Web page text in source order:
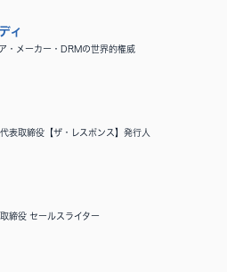
ィ
・メーカー・DRMの世界的権威
表取締役【ザ・レスポンス】発行人
締役 セールスライター